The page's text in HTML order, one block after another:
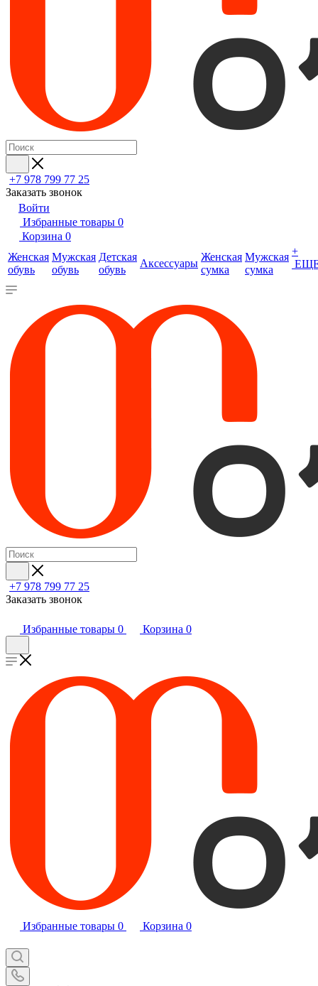
+7 978 799 77 25
Заказать звонок
Войти
Избранные товары 0
Корзина 0
Женская
обувь
Мужская
обувь
Детская
обувь
Аксессуары
Женская
сумка
Мужская
сумка
+
+7 978 799 77 25
Заказать звонок
Избранные товары 0 Корзина 0
Избранные товары 0 Корзина 0